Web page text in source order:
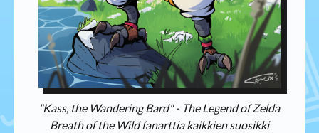
"Kass, the Wandering Bard" - The Legend of Zelda
Breath of the Wild fanarttia kaikkien suosikki